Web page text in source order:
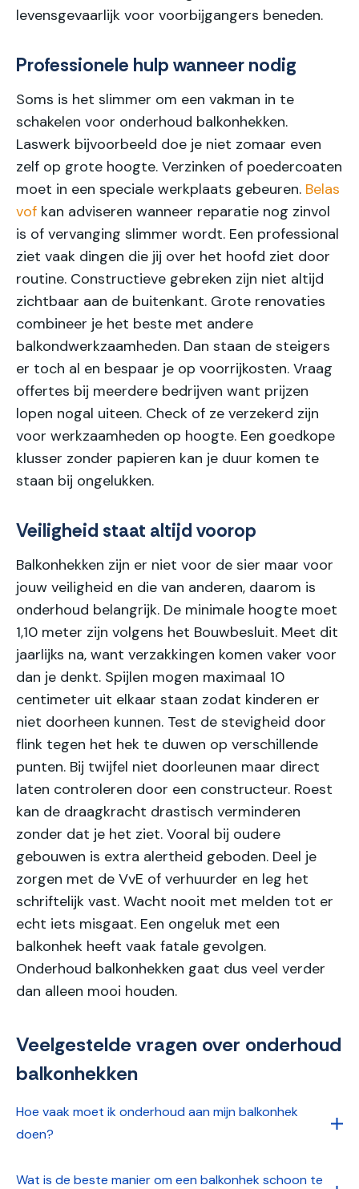
levensgevaarlijk voor voorbijgangers beneden.
Professionele hulp wanneer nodig
Soms is het slimmer om een vakman in te
schakelen voor onderhoud balkonhekken.
Laswerk bijvoorbeeld doe je niet zomaar even
zelf op grote hoogte. Verzinken of poedercoaten
moet in een speciale werkplaats gebeuren. Belas
vof kan adviseren wanneer reparatie nog zinvol
is of vervanging slimmer wordt. Een professional
ziet vaak dingen die jij over het hoofd ziet door
routine. Constructieve gebreken zijn niet altijd
zichtbaar aan de buitenkant. Grote renovaties
combineer je het beste met andere
balkondwerkzaamheden. Dan staan de steigers
er toch al en bespaar je op voorrijkosten. Vraag
offertes bij meerdere bedrijven want prijzen
lopen nogal uiteen. Check of ze verzekerd zijn
voor werkzaamheden op hoogte. Een goedkope
klusser zonder papieren kan je duur komen te
staan bij ongelukken.
Veiligheid staat altijd voorop
Balkonhekken zijn er niet voor de sier maar voor
jouw veiligheid en die van anderen, daarom is
onderhoud belangrijk. De minimale hoogte moet
1,10 meter zijn volgens het Bouwbesluit. Meet dit
jaarlijks na, want verzakkingen komen vaker voor
dan je denkt. Spijlen mogen maximaal 10
centimeter uit elkaar staan zodat kinderen er
niet doorheen kunnen. Test de stevigheid door
flink tegen het hek te duwen op verschillende
punten. Bij twijfel niet doorleunen maar direct
laten controleren door een constructeur. Roest
kan de draagkracht drastisch verminderen
zonder dat je het ziet. Vooral bij oudere
gebouwen is extra alertheid geboden. Deel je
zorgen met de VvE of verhuurder en leg het
schriftelijk vast. Wacht nooit met melden tot er
echt iets misgaat. Een ongeluk met een
balkonhek heeft vaak fatale gevolgen.
Onderhoud balkonhekken gaat dus veel verder
dan alleen mooi houden.
Veelgestelde vragen over onderhoud
balkonhekken
Hoe vaak moet ik onderhoud aan mijn balkonhek
doen?
Wat is de beste manier om een balkonhek schoon te